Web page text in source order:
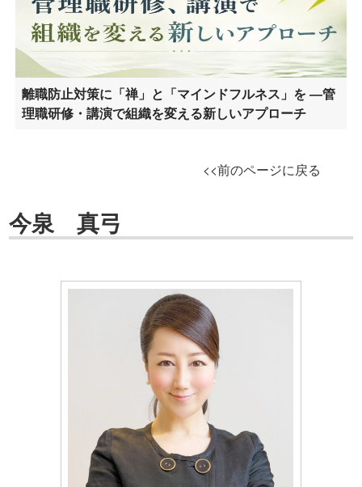
離職防止対策に「禅」と「マインドフルネス」を ―管
理職研修・講演で組織を変える新しいアプローチ
<<前のページに戻る
今泉 真弓